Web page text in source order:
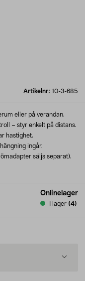
Artikelnr: 10-3-685
Onlinelager
I lager (4)
eller på verandan.
– styr enkelt på distans.
hastighet.
ingår.
säljs separat).